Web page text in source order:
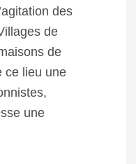
des
de
de
ce lieu une
une